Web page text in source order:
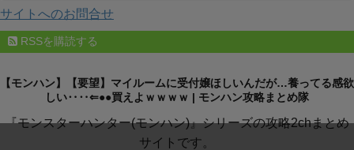
サイトへのお問合せ
RSSを購読する
【モンハン】【要望】マイルームに受付嬢ほしいんだが…養ってる感欲
しい‥‥⇐●●買えよｗｗｗｗ | モンハン攻略まとめ隊
『モンスターハンター(モンハン)』シリーズの攻略2chまとめ
サイトです。